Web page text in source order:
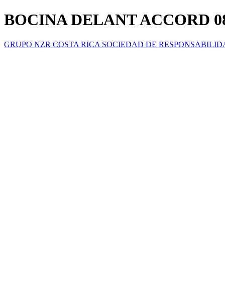
BOCINA DELANT ACCORD
GRUPO NZR COSTA RICA SOCIEDAD DE